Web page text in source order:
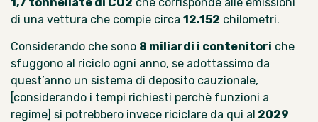
di una vettura che compie circa 12.152 chilometri.
Considerando che sono 8 miliardi i contenitori che
sfuggono al riciclo ogni anno, se adottassimo da
quest’anno un sistema di deposito cauzionale,
[considerando i tempi richiesti perchè funzioni a
regime] si potrebbero invece riciclare da qui al 2029